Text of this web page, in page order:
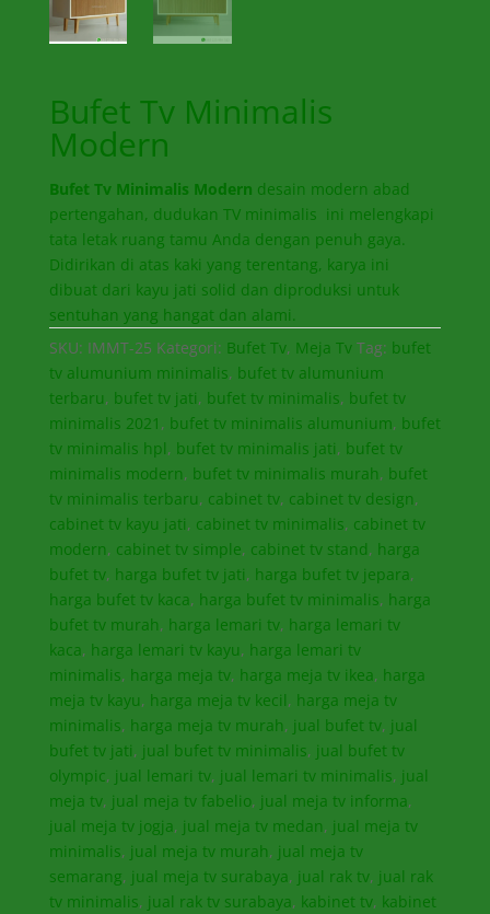
Bufet Tv Minimalis
Modern
Bufet Tv Minimalis Modern desain modern abad
pertengahan, dudukan TV minimalis ini melengkapi
tata letak ruang tamu Anda dengan penuh gaya.
Didirikan di atas kaki yang terentang, karya ini
dibuat dari kayu jati solid dan diproduksi untuk
sentuhan yang hangat dan alami.
SKU: IMMT-25 Kategori: Bufet Tv, Meja Tv Tag: bufet
tv alumunium minimalis, bufet tv alumunium
terbaru, bufet tv jati, bufet tv minimalis, bufet tv
minimalis 2021 , bufet tv minimalis alumunium, bufet
tv minimalis hpl, bufet tv minimalis jati, bufet tv
minimalis modern, bufet tv minimalis murah, bufet
tv minimalis terbaru, cabinet tv, cabinet tv design,
cabinet tv kayu jati, cabinet tv minimalis, cabinet tv
modern, cabinet tv simple, cabinet tv stand, harga
bufet tv, harga bufet tv jati, harga bufet tv jepara,
harga bufet tv kaca, harga bufet tv minimalis, harga
bufet tv murah, harga lemari tv, harga lemari tv
kaca, harga lemari tv kayu, harga lemari tv
minimalis, harga meja tv, harga meja tv ikea, harga
meja tv kayu, harga meja tv kecil, harga meja tv
minimalis, harga meja tv murah, jual bufet tv, jual
bufet tv jati, jual bufet tv minimalis, jual bufet tv
olympic, jual lemari tv, jual lemari tv minimalis, jual
meja tv, jual meja tv fabelio, jual meja tv informa,
jual meja tv jogja, jual meja tv medan, jual meja tv
minimalis, jual meja tv murah, jual meja tv
semarang, jual meja tv surabaya, jual rak tv, jual rak
tv minimalis, jual rak tv surabaya, kabinet tv, kabinet